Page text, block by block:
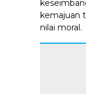
kemajuan
nilai moral.